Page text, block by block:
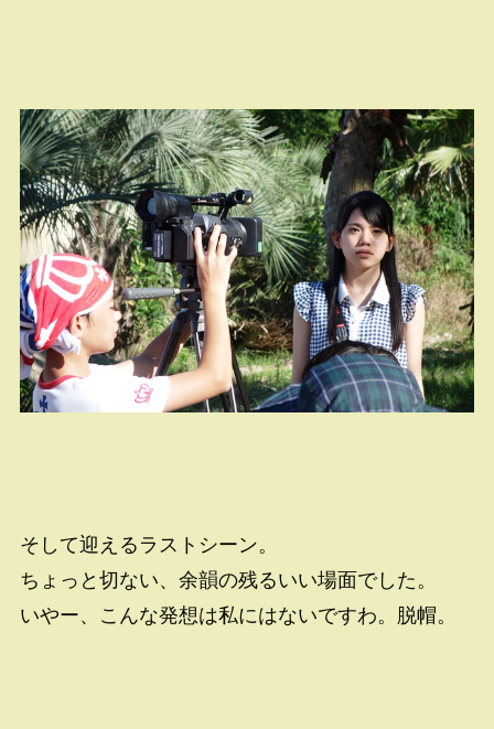
そして迎えるラストシーン。
ちょっと切ない、余韻の残るいい場面でした。
いやー、こんな発想は私にはないですわ。脱帽。